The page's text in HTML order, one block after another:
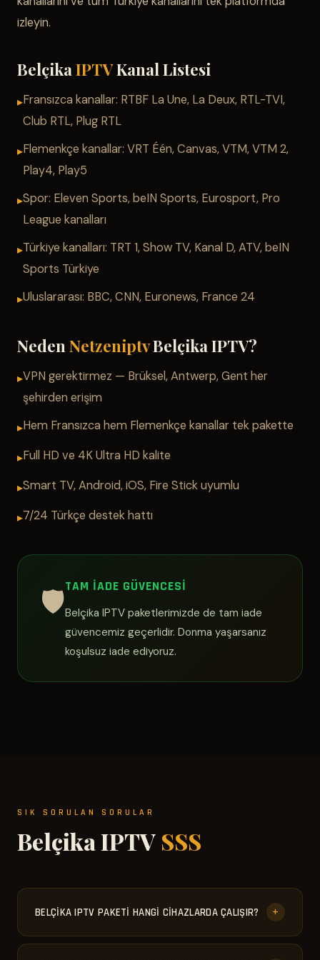
izleyin.
BelçikaIPTVKanal Listesi
Fransızca kanallar: RTBF La Une, La Deux, RTL-TVI,
Club RTL, Plug RTL
Flemenkçe kanallar: VRT Één, Canvas, VTM, VTM 2,
Play4, Play5
Spor: Eleven Sports, beIN Sports, Eurosport, Pro
League kanalları
Türkiye kanalları: TRT 1, Show TV, Kanal D, ATV, beIN
Sports Türkiye
Uluslararası: BBC, CNN, Euronews, France 24
NedenNetzeniptvBelçika IPTV?
VPN gerektirmez — Brüksel, Antwerp, Gent her
şehirden erişim
Hem Fransızca hem Flemenkçe kanallar tek pakette
Full HD ve 4K Ultra HD kalite
Smart TV, Android, iOS, Fire Stick uyumlu
7/24 Türkçe destek hattı
🛡️TAM İADE GÜVENCESI
Belçika IPTV paketlerimizde de tam iade
güvencemiz geçerlidir. Donma yaşarsanız
koşulsuz iade ediyoruz.
SIK SORULAN SORULAR
Belçika IPTV SSS
BELÇIKA IPTV PAKETI HANGI CIHAZLARDA ÇALIŞIR? +
Samsung ve LG Smart TV, Android TV Box, Amazon